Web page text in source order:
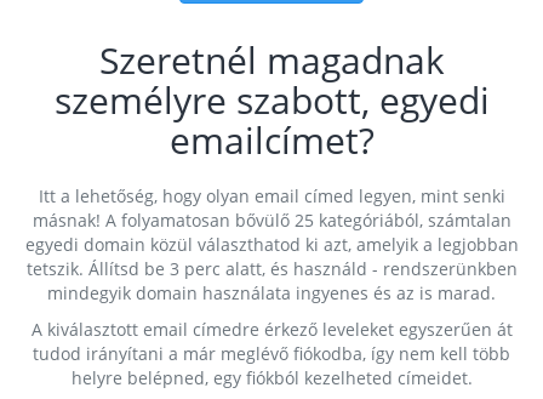
Szeretnél magadnak
személyre szabott, egyedi
emailcímet?
Itt a lehetőség, hogy olyan email címed legyen, mint senki
másnak! A folyamatosan bővülő 25 kategóriából, számtalan
egyedi domain közül választhatod ki azt, amelyik a legjobban
tetszik. Állítsd be 3 perc alatt, és használd - rendszerünkben
mindegyik domain használata ingyenes és az is marad.
A kiválasztott email címedre érkező leveleket egyszerűen át
tudod irányítani a már meglévő fiókodba, így nem kell több
helyre belépned, egy fiókból kezelheted címeidet.